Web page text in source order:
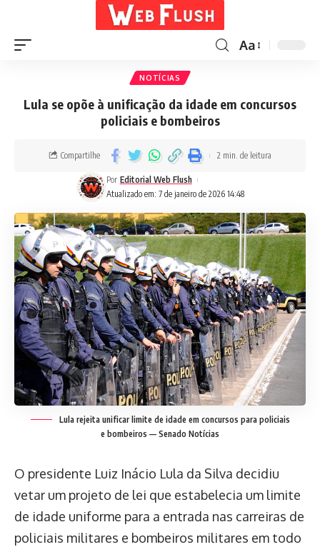
Aa
NOTÍCIAS
Lula se opõe à unificação da idade em concursos
policiais e bombeiros
Atualizado em: 7 de janeiro de 2026 14:48
Por Editorial Web Flush
Compartilhe 2 min. de leitura
Lula rejeita unificar limite de idade em concursos para policiais
e bombeiros — Senado Notícias
O presidente Luiz Inácio Lula da Silva decidiu
vetar um projeto de lei que estabelecia um limite
de idade uniforme para a entrada nas carreiras de
policiais militares e bombeiros militares em todo